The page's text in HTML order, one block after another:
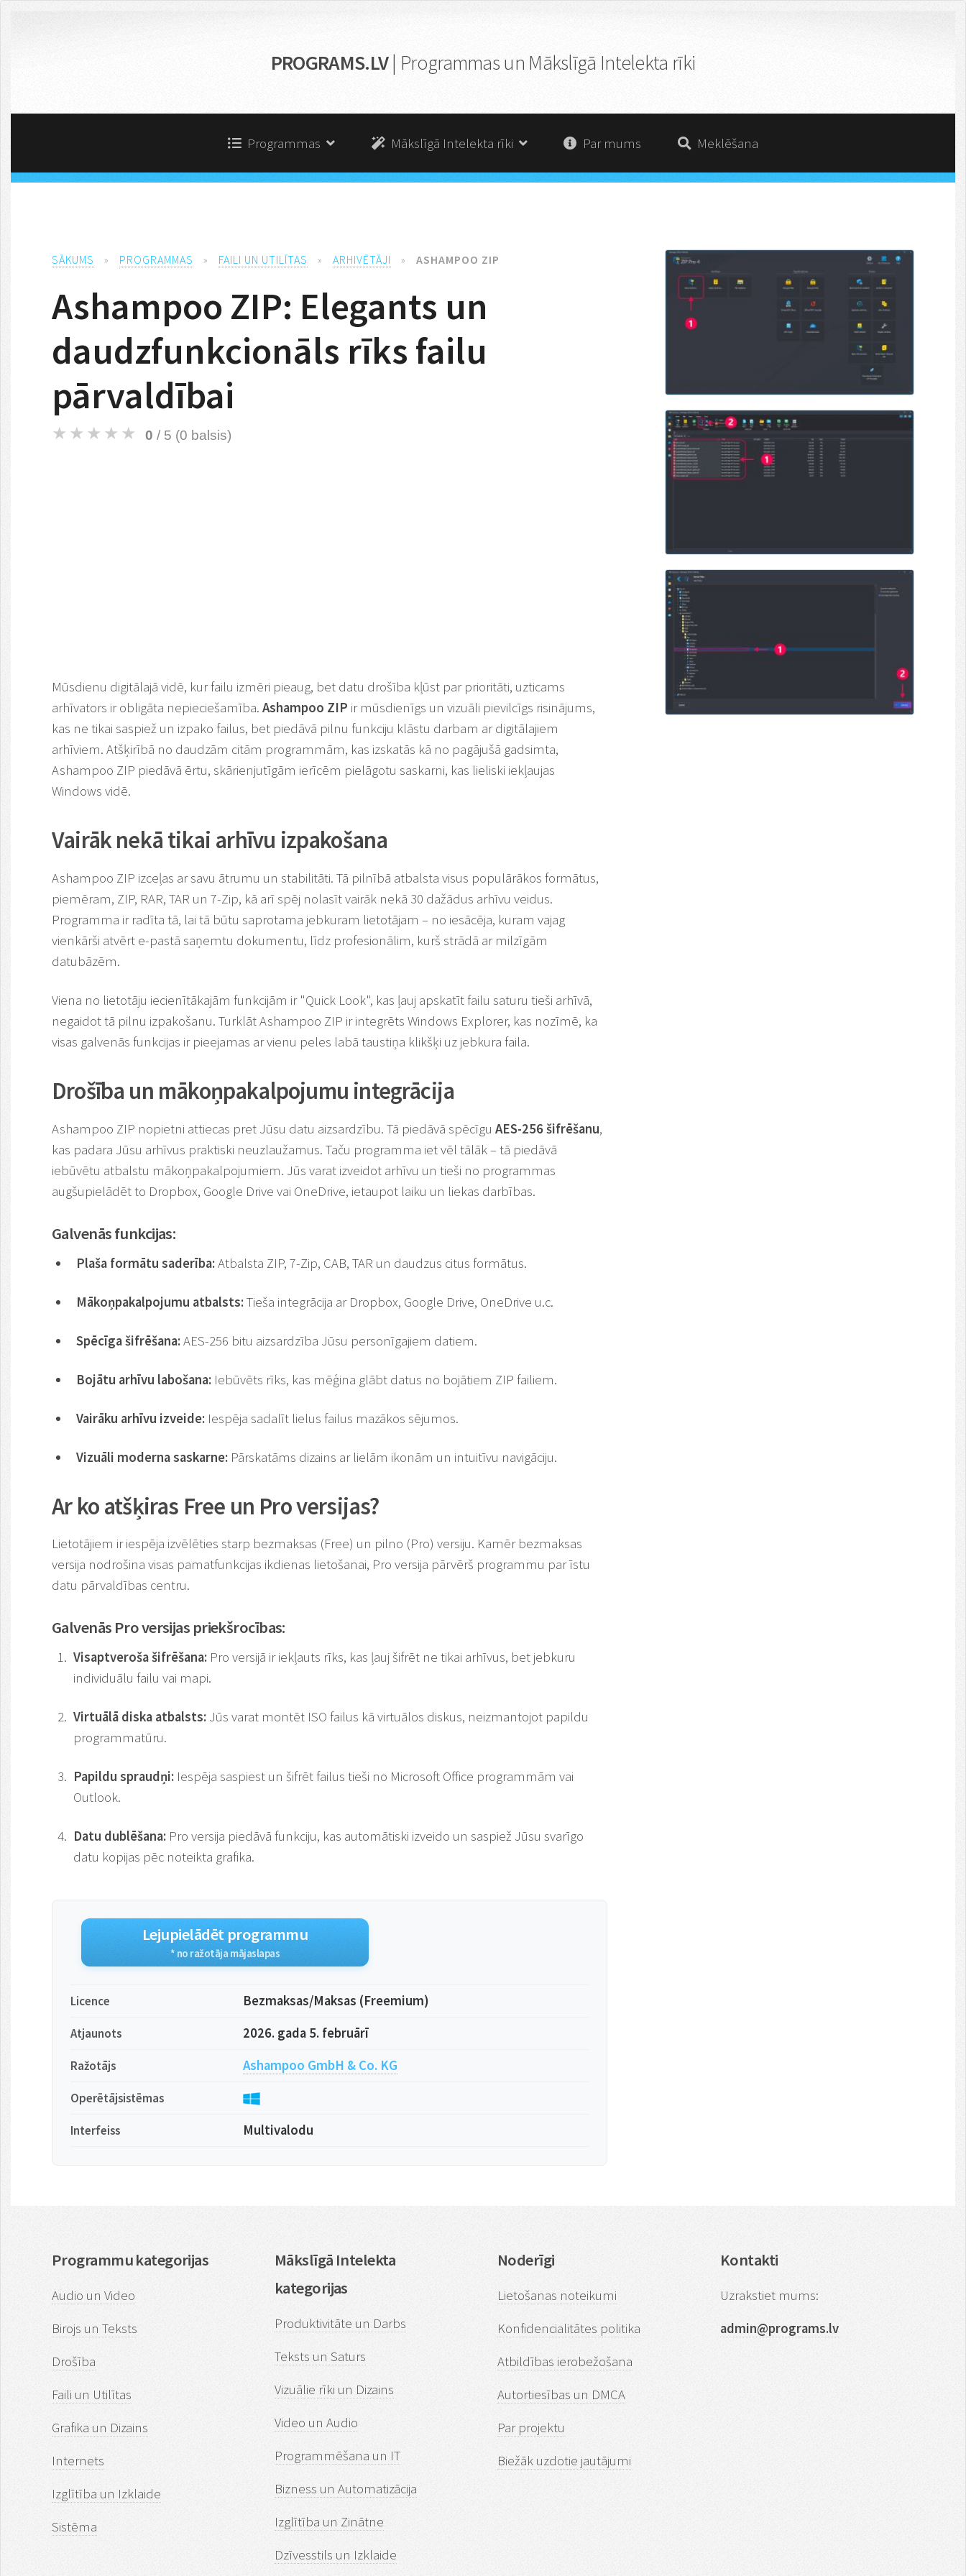
PROGRAMS.LV| Programmas un Mākslīgā Intelekta rīki
Programmas Mākslīgā Intelekta rīki Par mums Meklēšana
SĀKUMS » PROGRAMMAS » FAILI UN UTILĪTAS » ARHIVĒTĀJI » ASHAMPOO ZIP
Ashampoo ZIP: Elegants un
daudzfunkcionāls rīks failu
pārvaldībai
0 / 5 (0 balsis)
Mūsdienu digitālajā vidē, kur failu izmēri pieaug, bet datu drošība kļūst par prioritāti, uzticams
arhīvators ir obligāta nepieciešamība. Ashampoo ZIP ir mūsdienīgs un vizuāli pievilcīgs risinājums,
kas ne tikai saspiež un izpako failus, bet piedāvā pilnu funkciju klāstu darbam ar digitālajiem
arhīviem. Atšķirībā no daudzām citām programmām, kas izskatās kā no pagājušā gadsimta,
Ashampoo ZIP piedāvā ērtu, skārienjutīgām ierīcēm pielāgotu saskarni, kas lieliski iekļaujas
Windows vidē.
Vairāk nekā tikai arhīvu izpakošana
Ashampoo ZIP izceļas ar savu ātrumu un stabilitāti. Tā pilnībā atbalsta visus populārākos formātus,
piemēram, ZIP, RAR, TAR un 7-Zip, kā arī spēj nolasīt vairāk nekā 30 dažādus arhīvu veidus.
Programma ir radīta tā, lai tā būtu saprotama jebkuram lietotājam – no iesācēja, kuram vajag
vienkārši atvērt e-pastā saņemtu dokumentu, līdz profesionālim, kurš strādā ar milzīgām
datubāzēm.
Viena no lietotāju iecienītākajām funkcijām ir "Quick Look", kas ļauj apskatīt failu saturu tieši arhīvā,
negaidot tā pilnu izpakošanu. Turklāt Ashampoo ZIP ir integrēts Windows Explorer, kas nozīmē, ka
visas galvenās funkcijas ir pieejamas ar vienu peles labā taustiņa klikšķi uz jebkura faila.
Drošība un mākoņpakalpojumu integrācija
Ashampoo ZIP nopietni attiecas pret Jūsu datu aizsardzību. Tā piedāvā spēcīgu AES-256 šifrēšanu,
kas padara Jūsu arhīvus praktiski neuzlaužamus. Taču programma iet vēl tālāk – tā piedāvā
iebūvētu atbalstu mākoņpakalpojumiem. Jūs varat izveidot arhīvu un tieši no programmas
augšupielādēt to Dropbox, Google Drive vai OneDrive, ietaupot laiku un liekas darbības.
Galvenās funkcijas:
Plaša formātu saderība:Atbalsta ZIP, 7-Zip, CAB, TAR un daudzus citus formātus.
Mākoņpakalpojumu atbalsts:Tieša integrācija ar Dropbox, Google Drive, OneDrive u.c.
Spēcīga šifrēšana:AES-256 bitu aizsardzība Jūsu personīgajiem datiem.
Bojātu arhīvu labošana: Iebūvēts rīks, kas mēģina glābt datus no bojātiem ZIP failiem.
Vairāku arhīvu izveide: Iespēja sadalīt lielus failus mazākos sējumos.
Vizuāli moderna saskarne: Pārskatāms dizains ar lielām ikonām un intuitīvu navigāciju.
Ar ko atšķiras Free un Pro versijas?
Lietotājiem ir iespēja izvēlēties starp bezmaksas (Free) un pilno (Pro) versiju. Kamēr bezmaksas
versija nodrošina visas pamatfunkcijas ikdienas lietošanai, Pro versija pārvērš programmu par īstu
datu pārvaldības centru.
Galvenās Pro versijas priekšrocības:
Visaptveroša šifrēšana:Pro versijā ir iekļauts rīks, kas ļauj šifrēt ne tikai arhīvus, bet jebkuru
individuālu failu vai mapi.
Virtuālā diska atbalsts:Jūs varat montēt ISO failus kā virtuālos diskus, neizmantojot papildu
programmatūru.
Papildu spraudņi:Iespēja saspiest un šifrēt failus tieši no Microsoft Office programmām vai
Outlook.
Datu dublēšana:Pro versija piedāvā funkciju, kas automātiski izveido un saspiež Jūsu svarīgo
datu kopijas pēc noteikta grafika.
Lejupielādēt programmu
* no ražotāja mājaslapas
Licence Bezmaksas/Maksas (Freemium)
Atjaunots 2026. gada 5. februārī
Ražotājs Ashampoo GmbH & Co. KG
Operētājsistēmas
Interfeiss Multivalodu
Programmu kategorijas
Audio un Video
Birojs un Teksts
Drošība
Faili un Utilītas
Grafika un Dizains
Internets
Izglītība un Izklaide
Sistēma
Mākslīgā Intelekta
kategorijas
Produktivitāte un Darbs
Teksts un Saturs
Vizuālie rīki un Dizains
Video un Audio
Programmēšana un IT
Bizness un Automatizācija
Izglītība un Zinātne
Dzīvesstils un Izklaide
Noderīgi
Lietošanas noteikumi
Konfidencialitātes politika
Atbildības ierobežošana
Autortiesības un DMCA
Par projektu
Biežāk uzdotie jautājumi
Kontakti
Uzrakstiet mums:
admin@programs.lv